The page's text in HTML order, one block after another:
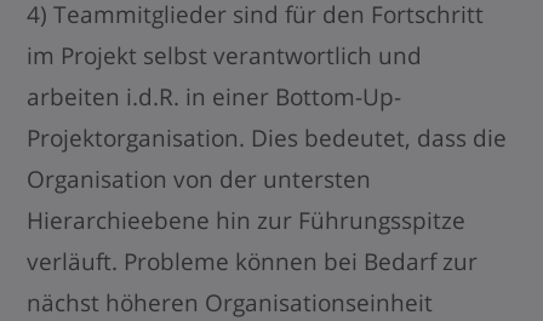
4) Teammitglieder sind für den Fortschritt
im Projekt selbst verantwortlich und
arbeiten i.d.R. in einer Bottom-Up-
Projektorganisation. Dies bedeutet, dass die
Organisation von der untersten
Hierarchieebene hin zur Führungsspitze
verläuft. Probleme können bei Bedarf zur
nächst höheren Organisationseinheit